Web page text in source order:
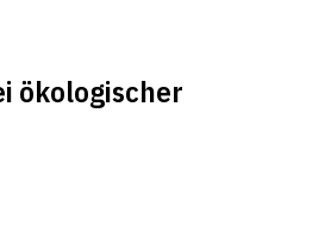
ökologischer